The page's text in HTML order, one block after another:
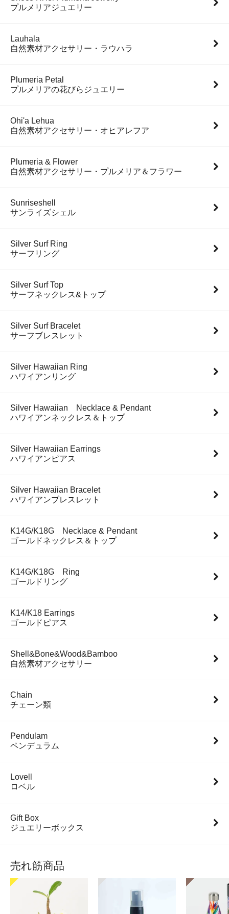
プルメリアジュエリー
Lauhala
自然素材アクセサリー・ラウハラ
Plumeria Petal
プルメリアの花びらジュエリー
Ohi'a Lehua
自然素材アクセサリー・オヒアレフア
Plumeria & Flower
自然素材アクセサリー・プルメリア＆フラワー
Sunriseshell
サンライズシェル
Silver Surf Ring
サーフリング
Silver Surf Top
サーフネックレス&トップ
Silver Surf Bracelet
サーフブレスレット
Silver Hawaiian Ring
ハワイアンリング
Silver Hawaiian Necklace & Pendant
ハワイアンネックレス＆トップ
Silver Hawaiian Earrings
ハワイアンピアス
Silver Hawaiian Bracelet
ハワイアンブレスレット
K14G/K18G Necklace & Pendant
ゴールドネックレス＆トップ
K14G/K18G Ring
ゴールドリング
K14/K18 Earrings
ゴールドピアス
Shell&Bone&Wood&Bamboo
自然素材アクセサリー
Chain
チェーン類
Pendulam
ペンデュラム
Lovell
ロベル
Gift Box
ジュエリーボックス
売れ筋商品